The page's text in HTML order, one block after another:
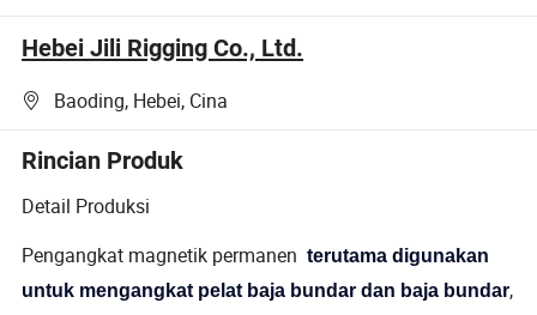
Hebei Jili Rigging Co., Ltd.
Baoding, Hebei, Cina
Rincian Produk
Detail Produksi
Pengangkat magnetik permanen terutama digunakan
untuk mengangkat pelat baja bundar dan baja bundar,